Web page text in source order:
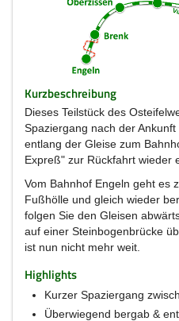
Kurzbeschreibung
Dieses Teilstück des
Spaziergang nach der
entlang der Gleise zum
Expreß" zur Rückfahrt wieder
Vom Bahnhof Engeln geht es
Fußhölle und gleich wieder
folgen Sie den Gleisen
auf einer Steinbogenbrücke
ist nun nicht mehr weit.
Highlights
Kurzer Spaziergang
Überwiegend bergab &